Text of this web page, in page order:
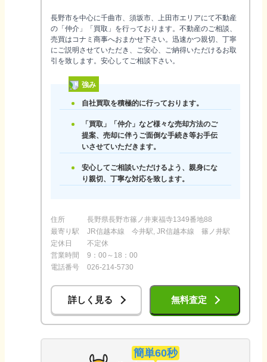
長野市を中心に千曲市、須坂市、上田市エリアにて不動産
の「仲介」「買取」を行っております。不動産のご相談、
売買はコナミ商事へおまかせ下さい。迅速かつ親切、丁寧
にご説明させていただき、ご安心、ご納得いただけるお取
引を致します。安心してご相談下さい。
強み
自社買取を積極的に行っております。
「買取」「仲介」など様々な売却方法のご
提案、売却に伴うご面倒な手続き等お手伝
いさせていただきます。
安心してご相談いただけるよう、親身にな
り親切、丁寧な対応を致します。
住所
長野県長野市篠ノ井東福寺1349番地88
最寄り駅
JR信越本線 今井駅, JR信越本線 篠ノ井駅
定休日
不定休
営業時間
9：00～18：00
電話番号
026-214-5730
詳しく見る 無料査定
簡単60秒